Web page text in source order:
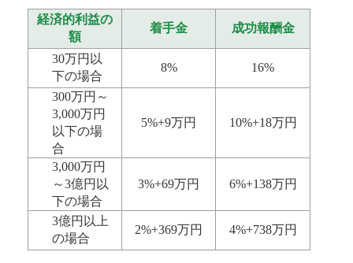
経済的利益の
額
着手金 成功報酬金
30万円以
下の場合
8% 16%
300万円～
3,000万円
以下の場
合
5%+9万円 10%+18万円
3,000万円
～3億円以
下の場合
3%+69万円 6%+138万円
3億円以上
の場合
2%+369万円 4%+738万円